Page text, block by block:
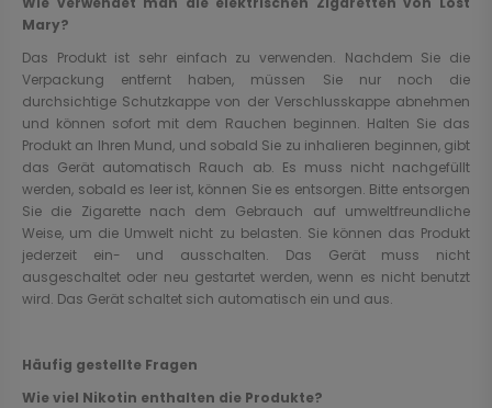
Mary?
Das Produkt ist sehr einfach zu verwenden. Nachdem Sie die
Verpackung entfernt haben, müssen Sie nur noch die
durchsichtige Schutzkappe von der Verschlusskappe abnehmen
und können sofort mit dem Rauchen beginnen. Halten Sie das
Produkt an Ihren Mund, und sobald Sie zu inhalieren beginnen, gibt
das Gerät automatisch Rauch ab. Es muss nicht nachgefüllt
werden, sobald es leer ist, können Sie es entsorgen. Bitte entsorgen
Sie die Zigarette nach dem Gebrauch auf umweltfreundliche
Weise, um die Umwelt nicht zu belasten. Sie können das Produkt
jederzeit ein- und ausschalten. Das Gerät muss nicht
ausgeschaltet oder neu gestartet werden, wenn es nicht benutzt
wird. Das Gerät schaltet sich automatisch ein und aus.
Häufig gestellte Fragen
Wie viel Nikotin enthalten die Produkte?